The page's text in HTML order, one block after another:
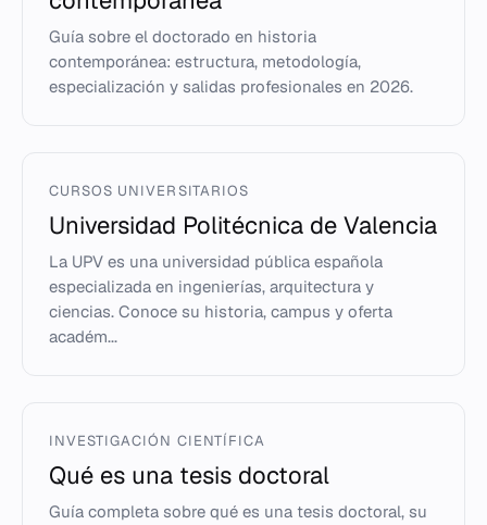
Guía sobre el doctorado en historia
contemporánea: estructura, metodología,
especialización y salidas profesionales en 2026.
CURSOS UNIVERSITARIOS
Universidad Politécnica de Valencia
La UPV es una universidad pública española
especializada en ingenierías, arquitectura y
ciencias. Conoce su historia, campus y oferta
académ...
INVESTIGACIÓN CIENTÍFICA
Qué es una tesis doctoral
Guía completa sobre qué es una tesis doctoral, su